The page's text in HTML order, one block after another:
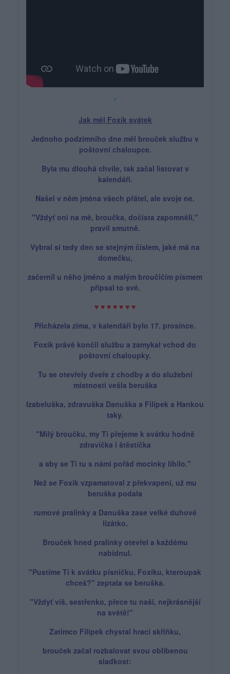
*
Jak měl Foxík svátek
Jednoho podzimního dne měl brouček službu v
poštovní chaloupce.
Byla mu dlouhá chvíle, tak začal listovat v
kalendáři.
Našel v něm jména všech přátel, ale svoje ne.
"Vždyť oni na mě, broučka, dočista zapomněli,"
pravil smutně.
Vybral si tedy den se stejným číslem, jaké má na
domečku,
začernil u něho jméno a malým broučičím písmem
připsal to své.
♥ ♥ ♥ ♥ ♥ ♥ ♥
Přicházela zima, v kalendáři bylo 17. prosince.
Foxík právě končil službu a zamykal vchod do
poštovní chaloupky.
Tu se otevřely dveře z chodby a do služební
místnosti vešla beruška
Izabeluška, zdravuška Danuška a Filípek s Hankou
taky.
"Milý broučku, my Ti přejeme k svátku hodně
zdravíčka i štěstíčka
a aby se Ti tu s námi pořád mocinky líbilo."
Než se Foxík vzpamatoval z překvapení, už mu
beruška podala
rumové pralinky a Danuška zase velké duhové
lízátko.
Brouček hned pralinky otevřel a každému
nabídnul.
"Pustíme Ti k svátku písničku, Foxíku, kteroupak
chceš?" zeptala se beruška.
"Vždyť víš, sestřenko, přece tu naši, nejkrásnější
na světě!"
Zatímco Filípek chystal hrací skříňku,
brouček začal rozbalovat svou oblíbenou
sladkost: